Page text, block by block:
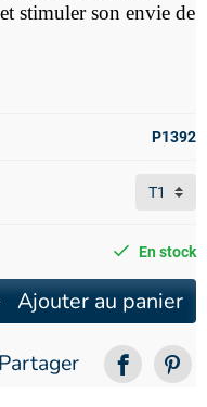
stimuler son envie de
P1392
En stock
Ajouter au panier
Partager